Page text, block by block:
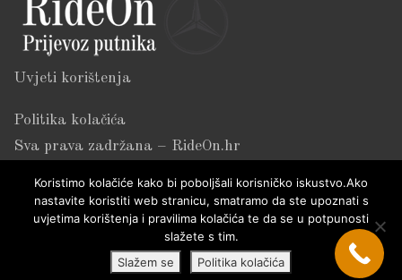
Uvjeti korištenja
Politika kolačića
Sva prava zadržana – RideOn.hr
Koristimo kolačiće kako bi poboljšali korisničko iskustvo.Ako
nastavite koristiti web stranicu, smatramo da ste upoznati s
uvjetima korištenja i pravilima kolačića te da se u potpunosti
slažete s tim.
Slažem se
Politika kolačića